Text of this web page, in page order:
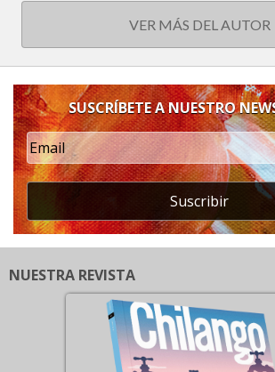
VER MÁS DEL AUTOR
SUSCRÍBETE A NUESTRO
Suscribir
NUESTRA REVISTA